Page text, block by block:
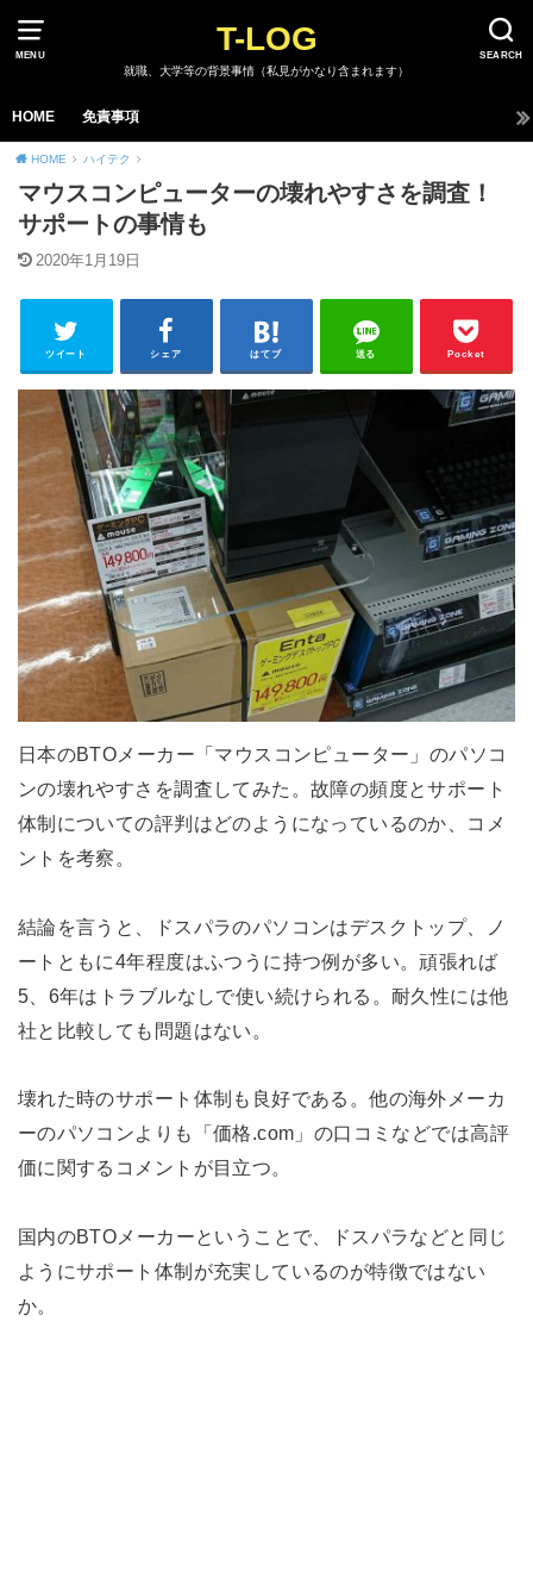
MENU SEARCH
T-LOG
就職、大学等の背景事情（私見がかなり含まれます）
HOME 免責事項
HOME ハイテク
マウスコンピューターの壊れやすさを調査！
サポートの事情も
2020年1月19日
ツイート シェア はてブ 送る Pocket
日本のBTOメーカー「マウスコンピューター」のパソコ
ンの壊れやすさを調査してみた。故障の頻度とサポート
体制についての評判はどのようになっているのか、コメ
ントを考察。
結論を言うと、ドスパラのパソコンはデスクトップ、ノ
ートともに4年程度はふつうに持つ例が多い。頑張れば
5、6年はトラブルなしで使い続けられる。耐久性には他
社と比較しても問題はない。
壊れた時のサポート体制も良好である。他の海外メーカ
ーのパソコンよりも「価格.com」の口コミなどでは高評
価に関するコメントが目立つ。
国内のBTOメーカーということで、ドスパラなどと同じ
ようにサポート体制が充実しているのが特徴ではない
か。